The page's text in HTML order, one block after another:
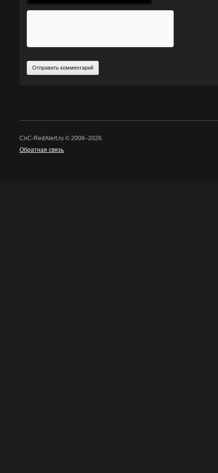
CnC-RedAlert.ru © 2008–2026.
Обратная связь